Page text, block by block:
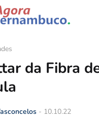
da Fibra
- 10.10.22